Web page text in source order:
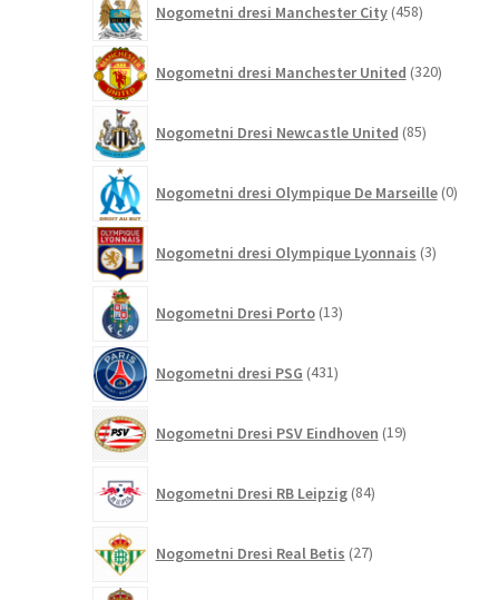
Nogometni dresi Manchester City 458izdelkov
Nogometni dresi Manchester United 320izdelkov
Nogometni Dresi Newcastle United 85izdelkov
Nogometni dresi Olympique De Marseille 0
Nogometni dresi Olympique Lyonnais 3izdelki
Nogometni Dresi Porto 13izdelkov
Nogometni dresi PSG 431izdelkov
Nogometni Dresi PSV Eindhoven 19izdelkov
Nogometni Dresi RB Leipzig 84izdelkov
Nogometni Dresi Real Betis 27izdelkov